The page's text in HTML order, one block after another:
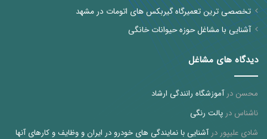
تخصصی ترین تعمیرگاه گیربکس های اتومات در مشهد
آشنایی با مشاغل حوزه حیوانات خانگی
دیدگاه های مشاغل
محسن درآموزشگاه رانندگی ارشاد
ناشناس در پالت رنگی
شادی علیپور درآشنایی با نمایندگی های خودرو در ایران و وظایف و کارهای آنها